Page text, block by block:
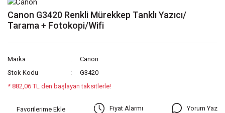
Canon G3420 Renkli Mürekkep Tanklı Yazıcı/
Tarama + Fotokopi/Wifi
Marka
Canon
Stok Kodu
G3420
* 882,06 TL den başlayan taksitlerle!
Fiyat Alarmı Yorum Yaz